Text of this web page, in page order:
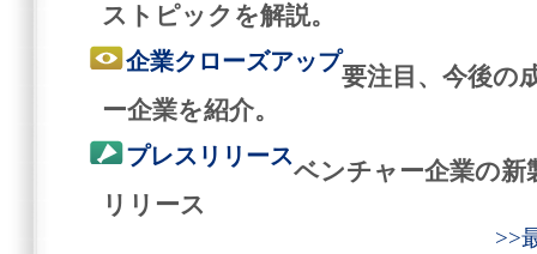
ストピックを解説。
企業クローズアップ
要注目、今後の
ー企業を紹介。
プレスリリース
ベンチャー企業の新
リリース
>>